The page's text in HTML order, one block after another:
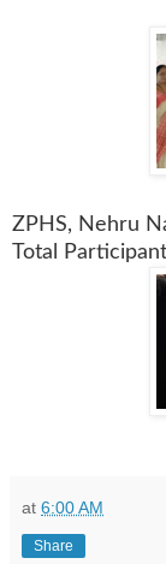
ZPHS, Nehru
Total
at 6:00 AM
Share